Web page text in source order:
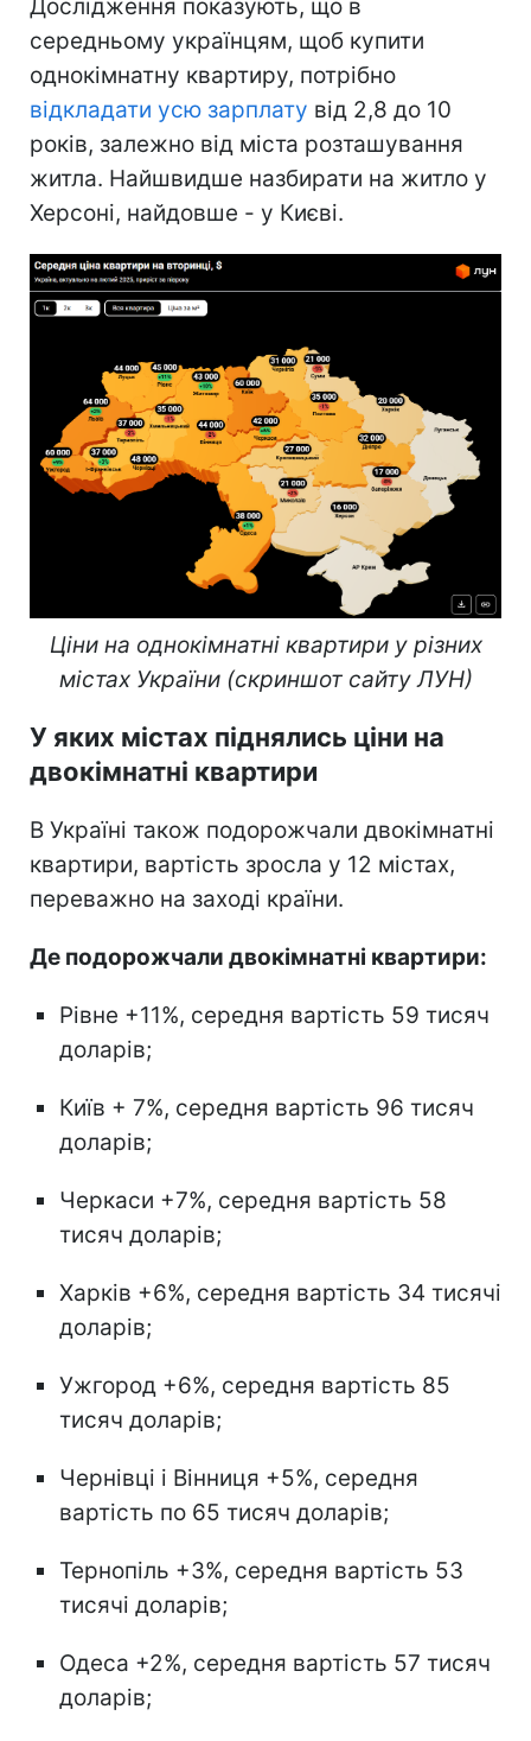
Дослідження показують, що в
середньому українцям, щоб купити
однокімнатну квартиру, потрібно
відкладати усю зарплату від 2,8 до 10
років, залежно від міста розташування
житла. Найшвидше назбирати на житло у
Херсоні, найдовше - у Києві.
Ціни на однокімнатні квартири у різних
містах України (скриншот сайту ЛУН)
У яких містах піднялись ціни на
двокімнатні квартири
В Україні також подорожчали двокімнатні
квартири, вартість зросла у 12 містах,
переважно на заході країни.
Де подорожчали двокімнатні квартири:
Рівне +11%, середня вартість 59 тисяч
доларів;
Київ + 7%, середня вартість 96 тисяч
доларів;
Черкаси +7%, середня вартість 58
тисяч доларів;
Харків +6%, середня вартість 34 тисячі
доларів;
Ужгород +6%, середня вартість 85
тисяч доларів;
Чернівці і Вінниця +5%, середня
вартість по 65 тисяч доларів;
Тернопіль +3%, середня вартість 53
тисячі доларів;
Одеса +2%, середня вартість 57 тисяч
доларів;